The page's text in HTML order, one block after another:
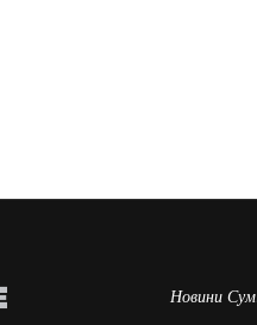
Новини Сум